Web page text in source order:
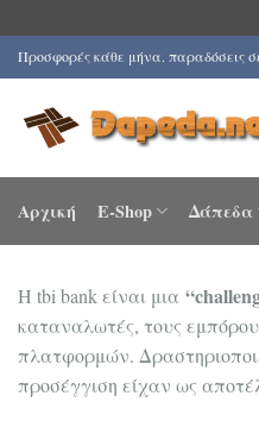
Μετάβαση
στο
περιεχόμενο
Προσφορές κάθε μήνα. παραδόσεις
Αρχική E-Shop Δάπεδα
H tbi bank είναι μια
καταναλωτές, τους
πλατφορμών.
προσέγγιση είχαν ως